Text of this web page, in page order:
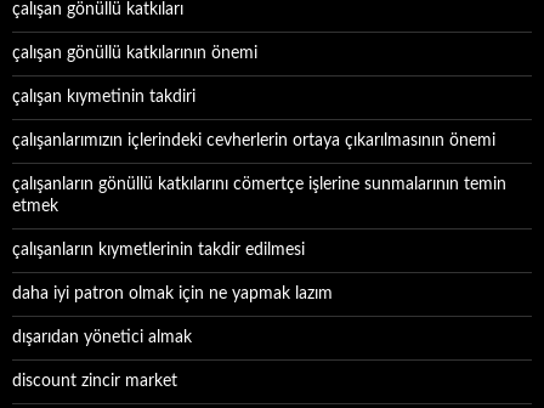
çalışan gönüllü katkıları
çalışan gönüllü katkılarının önemi
çalışan kıymetinin takdiri
çalışanlarımızın içlerindeki cevherlerin ortaya çıkarılmasının önemi
çalışanların gönüllü katkılarını cömertçe işlerine sunmalarının temin
etmek
çalışanların kıymetlerinin takdir edilmesi
daha iyi patron olmak için ne yapmak lazım
dışarıdan yönetici almak
discount zincir market